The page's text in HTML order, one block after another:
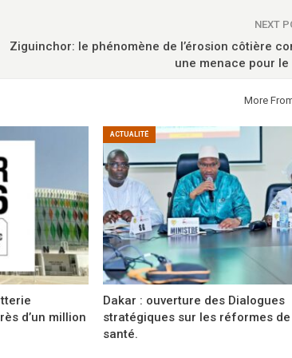
NEXT
Ziguinchor: le phénomène de l’érosion côtière
une menace pour
More
d’un million
ACTUALITÉ
Dakar : ouverture des Dialogues
stratégiques sur les réformes
santé.